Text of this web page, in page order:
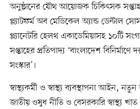
অনুষ্ঠানের যৌথ আয়োজক চিকিৎসক
প্ল্যাটফর্ম অব মেডিকেল অ্যান্ড ডেন্টাল
প্ল্যানেটরি হেলথ একাডেমিয়াসহ ১০টি
সপ্তাহের প্রতিপাদ্য ‘বাংলাদেশ বিনির্মাণে
সংস্কার’।
স্বাস্থ্যকর্মী ও স্বাস্থ্য ব্যবস্থাপনা আইন, নতুন
জাতীয় ওষুধ নীতি ও বেসরকারি স্বাস্থ্য খাত